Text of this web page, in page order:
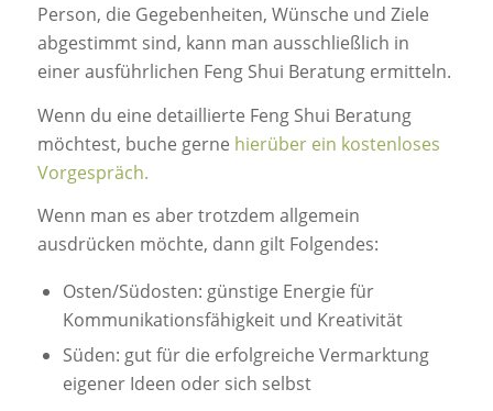
Person, die Gegebenheiten, Wünsche und Ziele
abgestimmt sind, kann man ausschließlich in
einer ausführlichen Feng Shui Beratung ermitteln.
Wenn du eine detaillierte Feng Shui Beratung
möchtest, buche gerne hierüber ein kostenloses
Vorgespräch.
Wenn man es aber trotzdem allgemein
ausdrücken möchte, dann gilt Folgendes:
Osten/Südosten: günstige Energie für
Kommunikationsfähigkeit und Kreativität
Süden: gut für die erfolgreiche Vermarktung
eigener Ideen oder sich selbst